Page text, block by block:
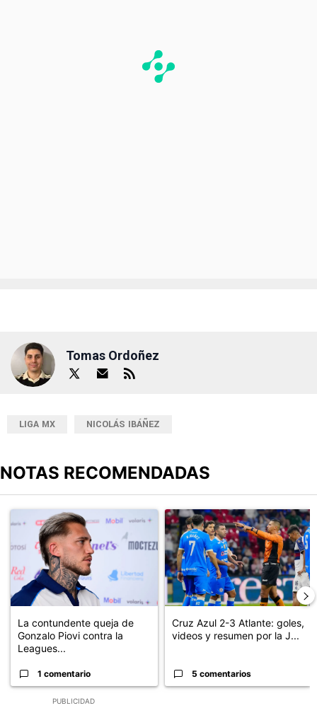
Tomas Ordoñez
LIGA MX NICOLÁS IBÁÑEZ
NOTAS RECOMENDADAS
PUBLICIDAD
Un artículo de tendencia con el título "La contundente queja de
La contundente queja de
Gonzalo Piovi contra la
Leagues...
1 comentario
Un artículo de tendencia con el
Cruz Azul 2-3 Atlante: goles,
videos y resumen por la J...
5 comentarios